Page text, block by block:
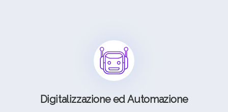
Digitalizzazione ed Automazione